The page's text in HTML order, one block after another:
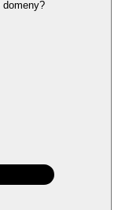
domeny?